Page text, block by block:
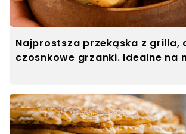
Najprostsza przekąska z grilla,
czosnkowe grzanki. Idealne na